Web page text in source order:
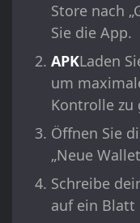
Store nach
Sie die App.
APKLaden
um
Kontrolle zu
Öffnen Sie
„Neue
Schreibe
auf ein Blatt